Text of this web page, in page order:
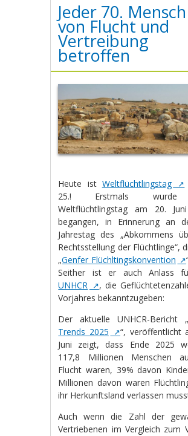
Jeder 70. Mensch
von Flucht und
Vertreibung
betroffen
Heute ist Weltflüchtlingstag
25.! Erstmals
Weltflüchtlingstag am 20.
begangen, in Erinnerung an
Jahrestag des „Abkommens
Rechtsstellung der Flüchtlinge“,
„Genfer Flüchltingskonvention
Seither ist er auch Anlass
UNHCR
, die
Vorjahres bekanntzugeben:
Der aktuelle UNHCR-Bericht „
Trends 2025
“, veröffentlicht
Juni zeigt, dass Ende 2025
117,8 Millionen Menschen
Flucht waren, 39% davon
Millionen davon waren
ihr Herkunftsland verlassen
Auch wenn die Zahl der
Vertriebenen im Vergleich zum